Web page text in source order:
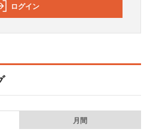
ログイン
月間